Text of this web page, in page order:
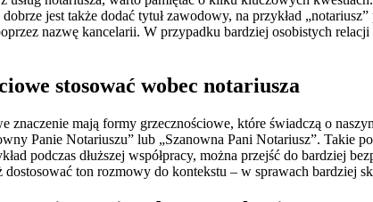
jest także dodać tytuł zawodowy, na przykład
nazwę kancelarii. W przypadku bardziej osobistych
stosować wobec notariusza
znaczenie mają formy grzecznościowe, które świadczą o
Panie Notariuszu” lub „Szanowna Pani Notariusz”.
podczas dłuższej współpracy, można przejść do bardziej
ton rozmowy do kontekstu – w sprawach